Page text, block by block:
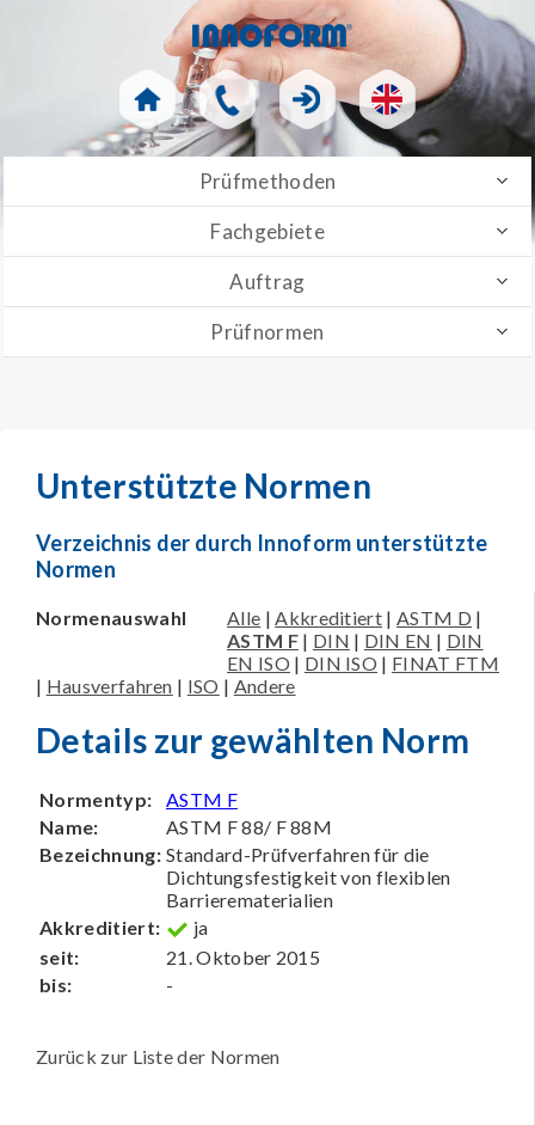
Prüfmethoden
Fachgebiete
Auftrag
Prüfnormen
Unterstützte Normen
Verzeichnis der durch Innoform unterstützte
Normen
Normenauswahl Alle |Akkreditiert |ASTM D |
ASTM F| DIN | DIN EN | DIN
EN ISO | DIN ISO | FINAT FTM
| Hausverfahren | ISO | Andere
Details zur gewählten Norm
Normentyp:
ASTM F
Name:
ASTM F 88/ F 88M
Bezeichnung: Standard-Prüfverfahren für die
Dichtungsfestigkeit von flexiblen
Barrierematerialien
Akkreditiert:
ja
seit:
21. Oktober 2015
bis:
-
Zurück zur Liste der Normen